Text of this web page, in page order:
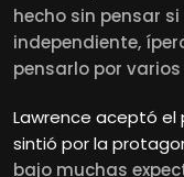
hecho sin pensar
independiente,
pensarlo por
Lawrence aceptó
sintió por la
bajo muchas